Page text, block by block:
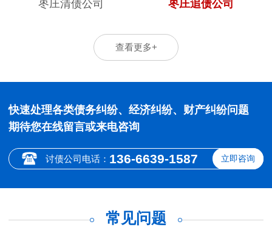
枣庄清债公司 枣庄追债公司
查看更多+
快速处理各类债务纠纷、经济纠纷、财产纠纷问题
期待您在线留言或来电咨询
讨债公司电话： 136-6639-1587 立即咨询
常见问题